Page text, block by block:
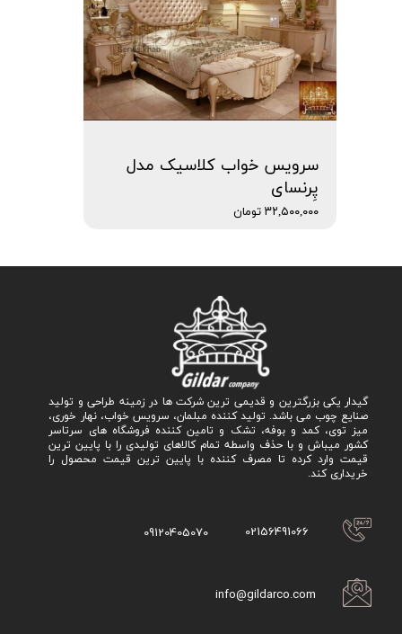
سرویس خواب کلاسیک مدل
پِرنسای
۳۲,۵۰۰,۰۰۰ تومان
گیدار یکی بزرگترین و قدیمی ترین شرکت ها در زمینه طراحی و تولید
صنایع چوب می باشد. تولید کننده مبلمان، سرویس خواب، نهار خوری،
میز توی، کمد و بوفه، تشک و تامین کننده فروشگاه های سرتاسر
کشور میباش و با حذف واسطه تمام کالاهای تولیدی را با پایین ترین
قیمت وارد کرده تا مصرف کننده با پایین ترین قیمت محصول را
خریداری کند.
02156491066
09120405070
info@gildarco.com